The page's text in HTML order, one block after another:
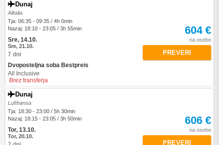
Dunaj
Alitalia
Tja: 06:35 - 09:35 / 4h 0min
Nazaj: 18:10 - 23:05 / 3h 55min
Sre, 14.10.
Sre, 21.10.
7 dni
Dvoposteljna soba Bestpreis
All Inclusive
Brez transferja
604 €
na osebo
PREVERI
Dunaj
Lufthansa
Tja: 18:30 - 23:00 / 5h 30min
Nazaj: 18:15 - 23:05 / 3h 50min
Tor, 13.10.
Tor, 20.10.
606 €
na osebo
PREVERI